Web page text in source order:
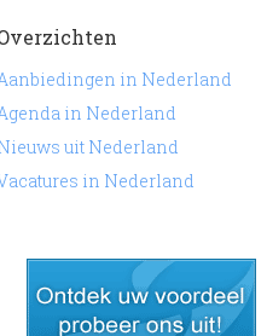
in Nederland
in Nederland
uit Nederland
in Nederland